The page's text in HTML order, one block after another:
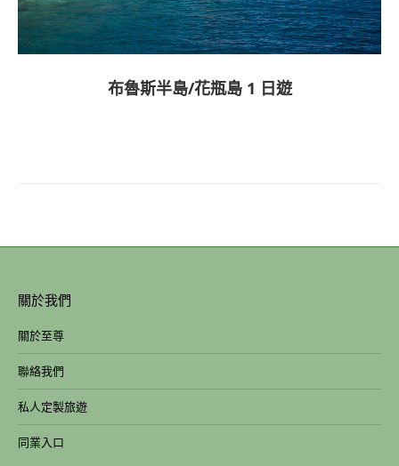
布魯斯半島/花瓶島 1 日遊
關於我們
關於至尊
聯絡我們
私人定製旅遊
同業入口